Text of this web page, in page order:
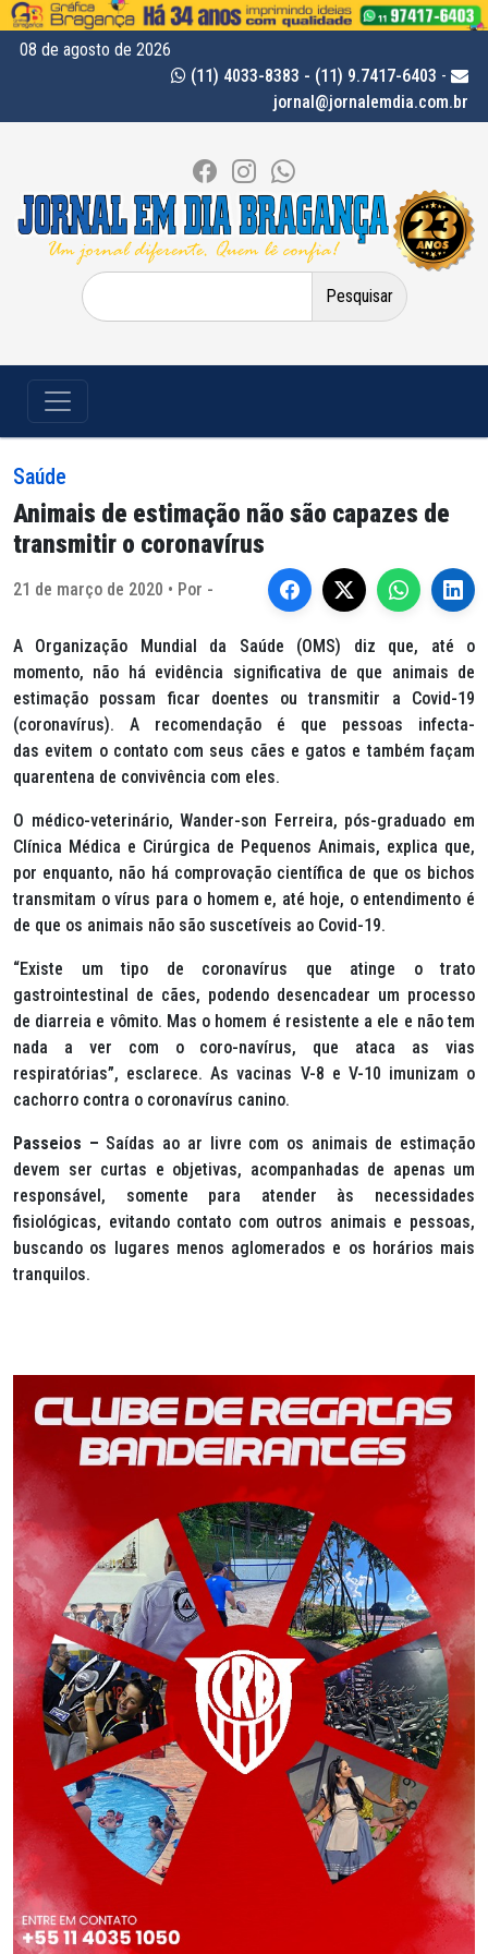
08 de agosto de 2026
(11) 4033-8383 - (11) 9.7417-6403 -
jornal@jornalemdia.com.br
Pesquisar
por:
Saúde
Animais de estimação não são capazes de
transmitir o coronavírus
21 de março de 2020 • Por -
A Organização Mundial da Saúde (OMS) diz que, até o
momento, não há evidência significativa de que animais de
estimação possam ficar doentes ou transmitir a Covid-19
(coronavírus). A recomendação é que pessoas infecta-
das evitem o contato com seus cães e gatos e também façam
quarentena de convivência com eles.
O médico-veterinário, Wander-son Ferreira, pós-graduado em
Clínica Médica e Cirúrgica de Pequenos Animais, explica que,
por enquanto, não há comprovação científica de que os bichos
transmitam o vírus para o homem e, até hoje, o entendimento é
de que os animais não são suscetíveis ao Covid-19.
“Existe um tipo de coronavírus que atinge o trato
gastrointestinal de cães, podendo desencadear um processo
de diarreia e vômito. Mas o homem é resistente a ele e não tem
nada a ver com o coro-navírus, que ataca as vias
respiratórias”, esclarece. As vacinas V-8 e V-10 imunizam o
cachorro contra o coronavírus canino.
Passeios – Saídas ao ar livre com os animais de estimação
devem ser curtas e objetivas, acompanhadas de apenas um
responsável, somente para atender às necessidades
fisiológicas, evitando contato com outros animais e pessoas,
buscando os lugares menos aglomerados e os horários mais
tranquilos.